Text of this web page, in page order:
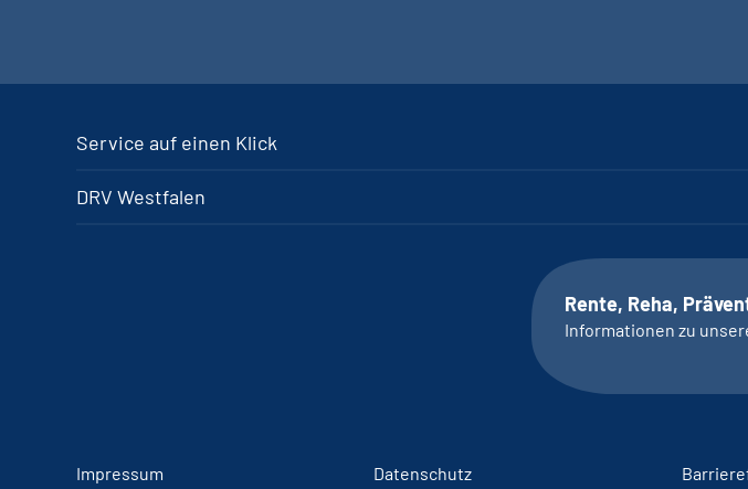
Service auf einen Klick
DRV Westfalen
Rente, Reha,
Informationen zu
Impressum Datenschutz